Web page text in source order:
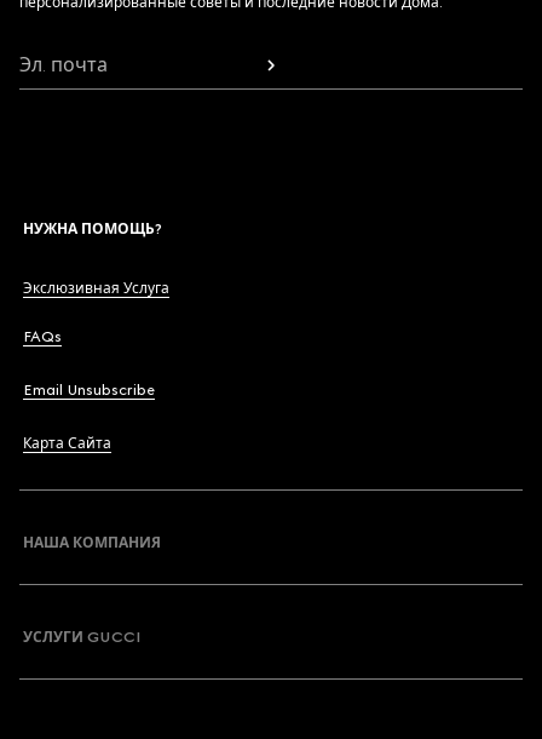
Эл. почта
НУЖНА ПОМОЩЬ?
Экслюзивная Услуга
FAQs
Email Unsubscribe
Карта Сайта
НАША КОМПАНИЯ
УСЛУГИ GUCCI